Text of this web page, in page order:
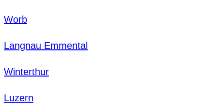
Worb
Langnau Emmental
Winterthur
Luzern